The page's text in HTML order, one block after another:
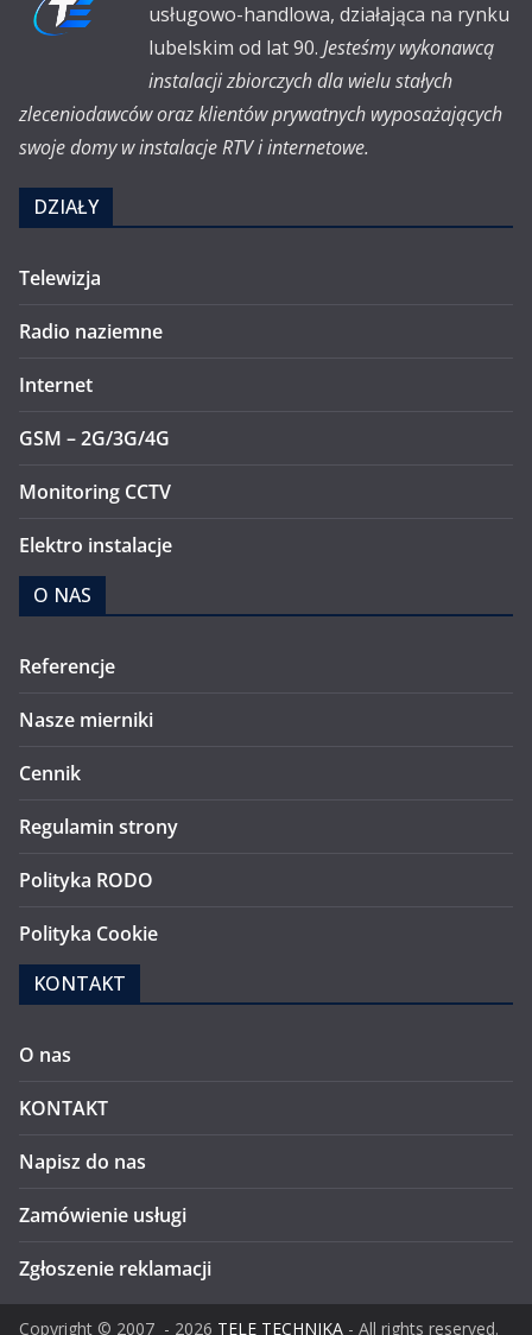
usługowo-handlowa, działająca na rynku
lubelskim od lat 90. Jesteśmy wykonawcą
instalacji zbiorczych dla wielu stałych
zleceniodawców oraz klientów prywatnych wyposażających
swoje domy w instalacje RTV i internetowe.
DZIAŁY
Telewizja
Radio naziemne
Internet
GSM – 2G/3G/4G
Monitoring CCTV
Elektro instalacje
O NAS
Referencje
Nasze mierniki
Cennik
Regulamin strony
Polityka RODO
Polityka Cookie
KONTAKT
O nas
KONTAKT
Napisz do nas
Zamówienie usługi
Zgłoszenie reklamacji
Copyright © 2007 - 2026 TELE TECHNIKA - All rights reserved.